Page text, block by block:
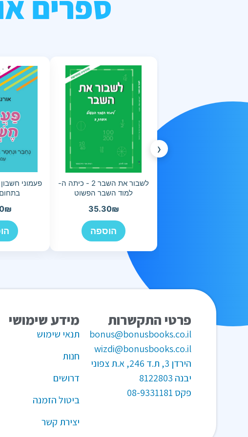
‹
לשבור את השבר 2 - כיתה ה-
למוד השבר הפשוט
35.30₪
הוספה
בתחום
₪
פרטי התקשרות
bonus@bonusbooks.co.il
wizdi@bonusbooks.co.il
הירדן 3, ת.ד 246, א.ת צפוני
יבנה 8122803
פקס 08-9331181
מידע שימושי
תנאי שימוש
חנות
דרושים
ביטול הזמנה
יצירת קשר